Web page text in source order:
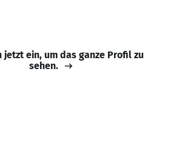
jetzt ein, um das ganze Profil zu
sehen.